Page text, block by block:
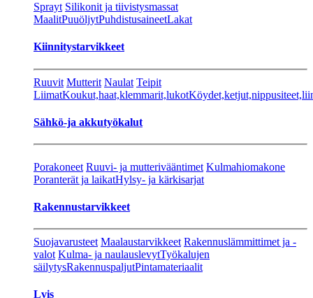
Sprayt Silikonit ja tiivistysmassat
MaalitPuuöljytPuhdistusaineetLakat
Kiinnitystarvikkeet
Ruuvit Mutterit Naulat Teipit
LiimatKoukut,haat,klemmarit,lukot
Sähkö-ja akkutyökalut
Porakoneet Ruuvi- ja mutterivääntimet Kulmahiomakone
Poranterät ja laikatHylsy- ja kärkisarjat
Rakennustarvikkeet
Suojavarusteet Maalaustarvikkeet Rakennuslämmittimet ja -
valot Kulma- ja naulauslevytTyökalujen
säilytysRakennuspaljutPintamateriaalit
Lvis